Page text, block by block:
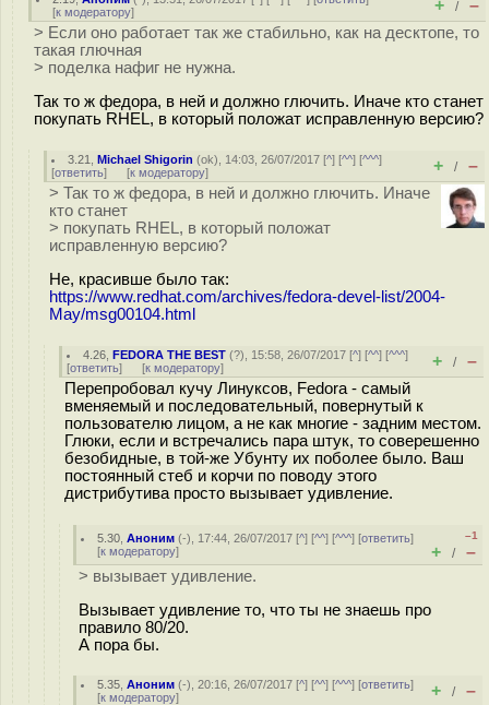
[к модератору] + / –
> Если оно работает так же стабильно, как на десктопе, то
такая глючная
> поделка нафиг не нужна.
Так то ж федора, в ней и должно глючить. Иначе кто станет
покупать RHEL, в который положат исправленную версию?
3.21 ,Michael Shigorin (ok), 14:03, 26/07/2017 [^] [^^] [^^^]
[ответить] [к модератору] + / –
> Так то ж федора, в ней и должно глючить. Иначе
кто станет
> покупать RHEL, в который положат
исправленную версию?
Не, красивше было так:
https://www.redhat.com/archives/fedora-devel-list/2004-
May/msg00104.html
4.26 ,FEDORA THE BEST (?), 15:58, 26/07/2017 [^] [^^] [^^^]
[ответить] [к модератору] + / –
Перепробовал кучу Линуксов, Fedora - самый
вменяемый и последовательный, повернутый к
пользователю лицом, а не как многие - задним местом.
Глюки, если и встречались пара штук, то соверешенно
безобидные, в той-же Убунту их поболее было. Ваш
постоянный стеб и корчи по поводу этого
дистрибутива просто вызывает удивление.
5.30 ,Аноним (-), 17:44, 26/07/2017 [^] [^^] [^^^] [ответить]
[к модератору]
–1
+ / –
> вызывает удивление.
Вызывает удивление то, что ты не знаешь про
правило 80/20.
А пора бы.
5.35 ,Аноним (-), 20:16, 26/07/2017 [^] [^^] [^^^] [ответить]
[к модератору] + / –